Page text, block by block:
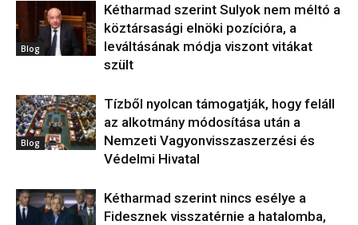
Blog
Kétharmad szerint Sulyok nem méltó a
köztársasági elnöki pozícióra, a
leváltásának módja viszont vitákat
szült
Blog
Tízből nyolcan támogatják, hogy feláll
az alkotmány módosítása után a
Nemzeti Vagyonvisszaszerzési és
Védelmi Hivatal
Kétharmad szerint nincs esélye a
Fidesznek visszatérnie a hatalomba,